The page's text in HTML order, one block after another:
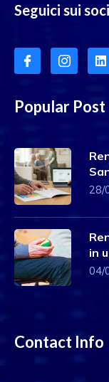
Seguici sui
Popular Post
28/
in
04/
Contact Info